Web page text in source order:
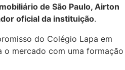
de São Paulo, Airton
oficial da instituição.
do Colégio Lapa em
o mercado com uma formação